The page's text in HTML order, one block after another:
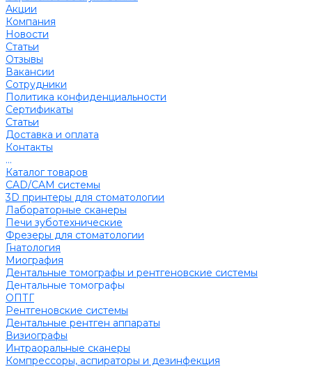
Акции
Компания
Новости
Статьи
Отзывы
Вакансии
Сотрудники
Политика конфиденциальности
Сертификаты
Статьи
Доставка и оплата
Контакты
...
Каталог товаров
CAD/CAM системы
3D принтеры для стоматологии
Лабораторные сканеры
Печи зуботехнические
Фрезеры для стоматологии
Гнатология
Миография
Дентальные томографы и рентгеновские системы
Дентальные томографы
ОПТГ
Рентгеновские системы
Дентальные рентген аппараты
Визиографы
Интраоральные сканеры
Компрессоры, аспираторы и дезинфекция